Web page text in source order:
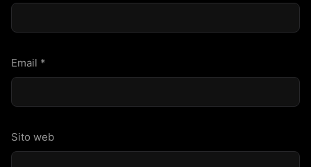
Email *
Sito web